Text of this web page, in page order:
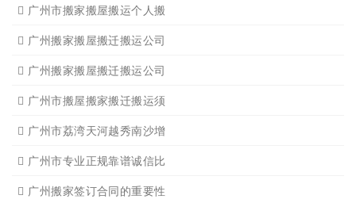
广州市搬家搬屋搬运个人搬
广州搬家搬屋搬迁搬运公司
广州搬家搬屋搬迁搬运公司
广州市搬屋搬家搬迁搬运须
广州市荔湾天河越秀南沙增
广州市专业正规靠谱诚信比
广州搬家签订合同的重要性